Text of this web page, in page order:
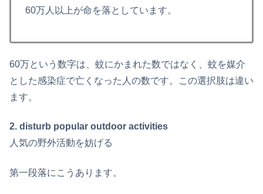
60万人以上が命を落としています。
60万という数字は、蚊にかまれた数ではなく、蚊を媒介
とした感染症で亡くなった人の数です。この選択肢は違い
ます。
2. disturb popular outdoor activities
人気の野外活動を妨げる
第一段落にこうあります。